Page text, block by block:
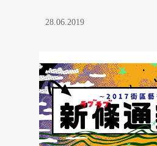
28.06.2019